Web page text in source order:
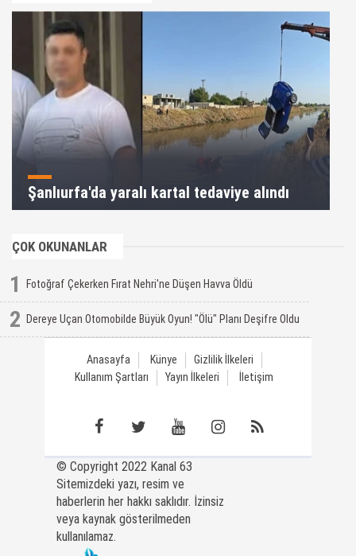
Şanlıurfa'da yaralı kartal tedaviye alındı
ÇOK OKUNANLAR
1 Fotoğraf Çekerken Fırat Nehri'ne Düşen Havva Öldü
2 Dereye Uçan Otomobilde Büyük Oyun! "Ölü" Planı Deşifre Oldu
Anasayfa Künye
Gizlilik İlkeleri
Kullanım Şartları
Yayın İlkeleri İletişim
© Copyright 2022 Kanal 63
Sitemizdeki yazı, resim ve
haberlerin her hakkı saklıdır. İzinsiz
veya kaynak gösterilmeden
kullanılamaz.